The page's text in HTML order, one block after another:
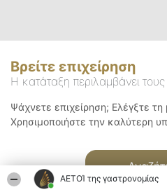
ΑΕΤΟΊ της γαστρονομίας
Βρείτε επιχείρηση
Η κατάταξη περιλαμβάνει
Ψάχνετε επιχείρηση; Ελέγξτε
Χρησιμοποιήστε την καλύτερη